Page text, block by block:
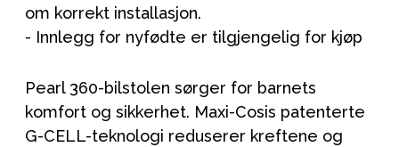
om korrekt installasjon.
- Innlegg for nyfødte er tilgjengelig for kjøp
Pearl 360-bilstolen sørger for barnets
komfort og sikkerhet. Maxi-Cosis patenterte
G-CELL-teknologi reduserer kreftene og